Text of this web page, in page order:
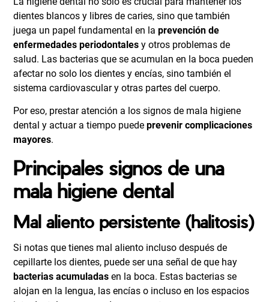
dientes blancos y libres de caries, sino que también
juega un papel fundamental en laprevención de
enfermedades periodontales y otros problemas de
salud. Las bacterias que se acumulan en la boca pueden
afectar no solo los dientes y encías, sino también el
sistema cardiovascular y otras partes del cuerpo.
Por eso, prestar atención a los signos de mala higiene
dental y actuar a tiempo puedeprevenir complicaciones
mayores.
Principales signos de una
mala higiene dental
Mal aliento persistente (halitosis)
Si notas que tienes mal aliento incluso después de
cepillarte los dientes, puede ser una señal de que hay
bacterias acumuladas en la boca. Estas bacterias se
alojan en la lengua, las encías o incluso en los espacios